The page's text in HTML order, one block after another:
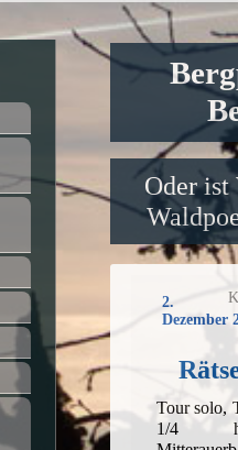
Oder ist
2.
Dezember
Tour solo,
1/4 h,